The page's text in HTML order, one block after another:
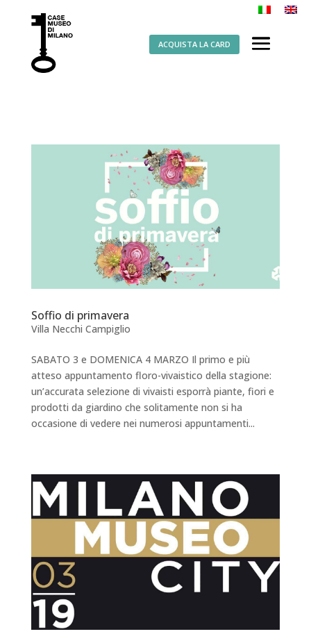
ACQUISTA LA CARD
Soffio di primavera
Villa Necchi Campiglio
SABATO 3 e DOMENICA 4 MARZO Il primo e più
atteso appuntamento floro-vivaistico della stagione:
un’accurata selezione di vivaisti esporrà piante, fiori e
prodotti da giardino che solitamente non si ha
occasione di vedere nei numerosi appuntamenti...